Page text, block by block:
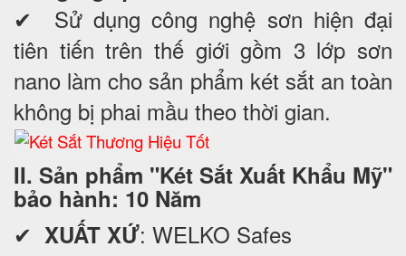
✔ Sử dụng công nghệ sơn hiện đại
tiên tiến trên thế giới gồm 3 lớp sơn
nano làm cho sản phẩm két sắt an toàn
không bị phai mầu theo thời gian.
II. Sản phẩm "Két Sắt Xuất Khẩu Mỹ"
bảo hành: 10 Năm
✔ XUẤT XỨ: WELKO Safes